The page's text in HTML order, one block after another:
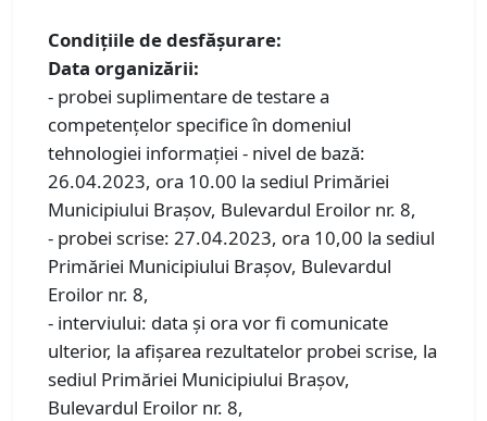
Condiţiile de desfăşurare:
Data organizării:
- probei suplimentare de testare a
competențelor specifice în domeniul
tehnologiei informației - nivel de bază:
26.04.2023, ora 10.00 la sediul Primăriei
Municipiului Braşov, Bulevardul Eroilor nr. 8,
- probei scrise: 27.04.2023, ora 10,00 la sediul
Primăriei Municipiului Braşov, Bulevardul
Eroilor nr. 8,
- interviului: data şi ora vor fi comunicate
ulterior, la afişarea rezultatelor probei scrise, la
sediul Primăriei Municipiului Braşov,
Bulevardul Eroilor nr. 8,